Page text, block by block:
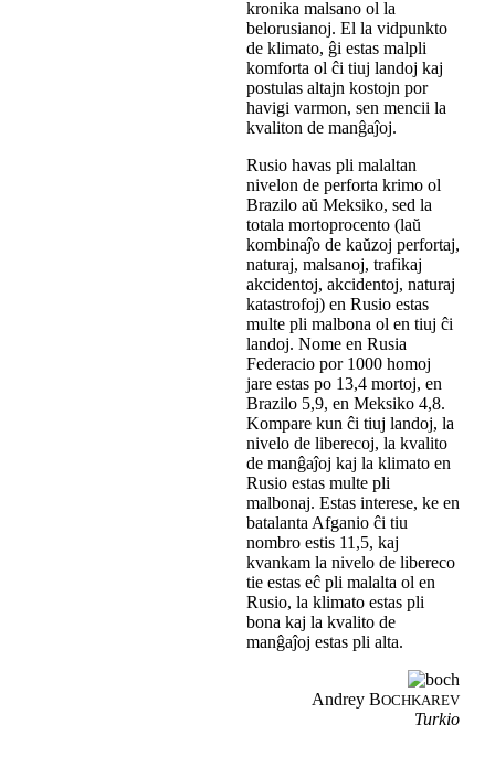
kronika malsano ol la
belorusianoj. El la vidpunkto
de klimato, ĝi estas malpli
komforta ol ĉi tiuj landoj kaj
postulas altajn kostojn por
havigi varmon, sen mencii la
kvaliton de manĝaĵoj.
Rusio havas pli malaltan
nivelon de perforta krimo ol
Brazilo aŭ Meksiko, sed la
totala mortoprocento (laŭ
kombinaĵo de kaŭzoj perfortaj,
naturaj, malsanoj, trafikaj
akcidentoj, akcidentoj, naturaj
katastrofoj) en Rusio estas
multe pli malbona ol en tiuj ĉi
landoj. Nome en Rusia
Federacio por 1000 homoj
jare estas po 13,4 mortoj, en
Brazilo 5,9, en Meksiko 4,8.
Kompare kun ĉi tiuj landoj, la
nivelo de liberecoj, la kvalito
de manĝaĵoj kaj la klimato en
Rusio estas multe pli
malbonaj. Estas interese, ke en
batalanta Afganio ĉi tiu
nombro estis 11,5, kaj
kvankam la nivelo de libereco
tie estas eĉ pli malalta ol en
Rusio, la klimato estas pli
bona kaj la kvalito de
manĝaĵoj estas pli alta.
Andrey BOCHKAREV
Turkio